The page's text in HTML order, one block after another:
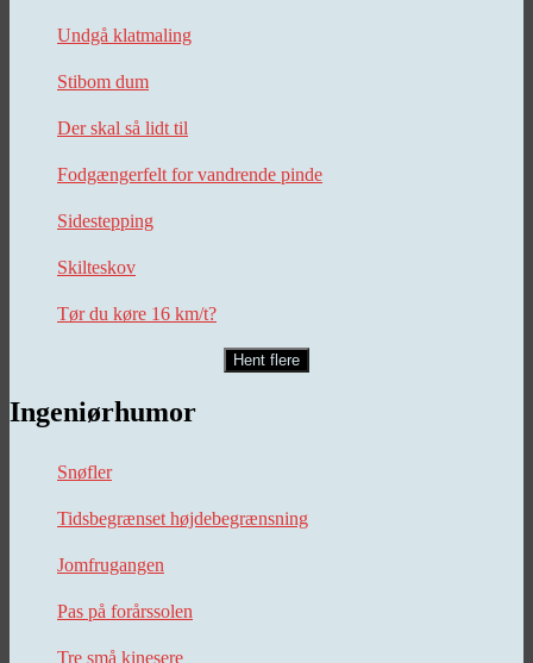
Undgå klatmaling
Stibom dum
Der skal så lidt til
Fodgængerfelt for vandrende pinde
Sidestepping
Skilteskov
Tør du køre 16 km/t?
Hent flere
Ingeniørhumor
Snøfler
Tidsbegrænset højdebegrænsning
Jomfrugangen
Pas på forårssolen
Tre små kinesere